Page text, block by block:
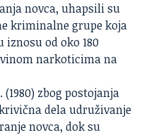
novca, uhapsili su
kriminalne grupe koja
iznosu od oko 180
narkoticima na
(1980) zbog postojanja
dela udruživanje
novca, dok su